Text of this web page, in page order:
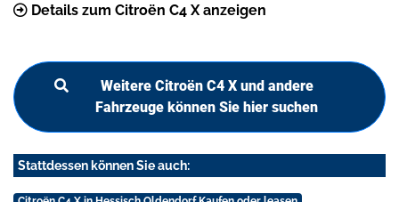
Details zum Citroën C4 X anzeigen
Weitere Citroën C4 X und andere
Fahrzeuge können Sie hier suchen
Stattdessen können Sie auch: